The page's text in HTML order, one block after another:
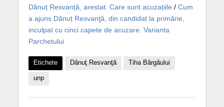
Dănuț Resvanță, arestat. Care sunt acuzațiile / Cum
a ajuns Dănuț Resvanţă, din candidat la primărie,
inculpat cu cinci capete de acuzare. Varianta
Parchetului
Etichete Dănuţ Resvanţă Tiha Bârgăului
unp